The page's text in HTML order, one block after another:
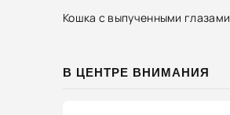
Кошка с выпученными глазами
В ЦЕНТРЕ ВНИМАНИЯ